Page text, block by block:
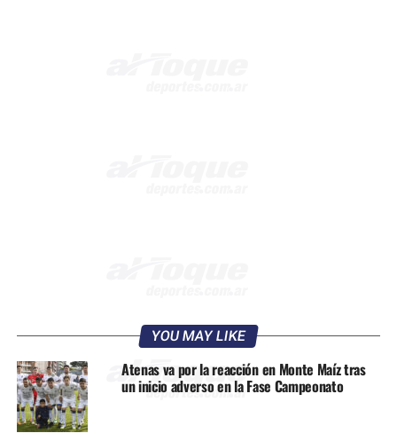
YOU MAY LIKE
Atenas va por la reacción en Monte Maíz tras
un inicio adverso en la Fase Campeonato